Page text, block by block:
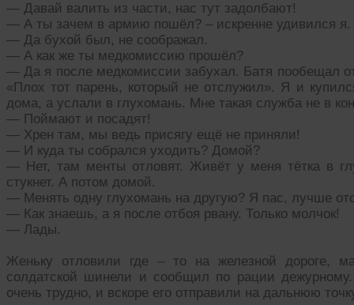
— Давай валить из части, нас тут задолбают!
— А ты зачем в армию пошёл? – искренне удивился я.
— Да бухой был, не соображал.
— А как же ты медкомиссию прошёл?
— Да я после медкомиссии забухал. Батя пообещал
«Плох тот парень, который не отслужил». Я и
дома, а услали в глухомань. Мне такая служба не в
— Поймают и посадят!
— Хрен там, мы ведь присягу ещё не приняли!
— И куда ты собрался уходить? Домой?
— Нет, там менты отловят. Живёт у меня тётка в
стукнет. А потом домой.
— Менять одну глухомань на другую? Я пас, лучше
— Как знаешь, а я после отбоя рвану. Только молчок!
— Лады.
Женьку отловили где – то на железной дороге,
солдатской шинели и сообщил по рации
очень трудно, и вскоре его отправили на дальнюю